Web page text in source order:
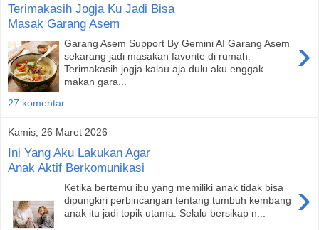
Terimakasih Jogja Ku Jadi Bisa
Masak Garang Asem
›
Garang Asem Support By Gemini AI Garang Asem
sekarang jadi masakan favorite di rumah.
Terimakasih jogja kalau aja dulu aku enggak
makan gara...
27 komentar:
Kamis, 26 Maret 2026
Ini Yang Aku Lakukan Agar
Anak Aktif Berkomunikasi
›
Ketika bertemu ibu yang memiliki anak tidak bisa
dipungkiri perbincangan tentang tumbuh kembang
anak itu jadi topik utama. Selalu bersikap n...